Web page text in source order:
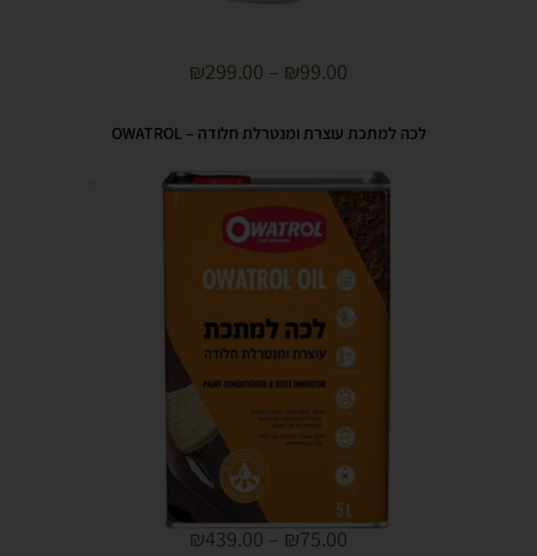
₪99.00
–
₪299.00
לכה למתכת עוצרת ומנטרלת חלודה – OWATROL
₪75.00
–
₪439.00